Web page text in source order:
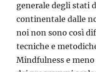
generale degli stati
continentale dalle
noi non sono così
tecniche e
Mindfulness e